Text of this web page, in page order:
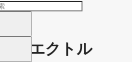
、エクトル